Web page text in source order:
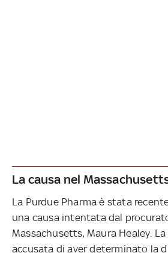
La causa nel
La Purdue Pharma è stata
una causa intentata dal
Massachusetts, Maura Healey.
accusata di aver determinato la